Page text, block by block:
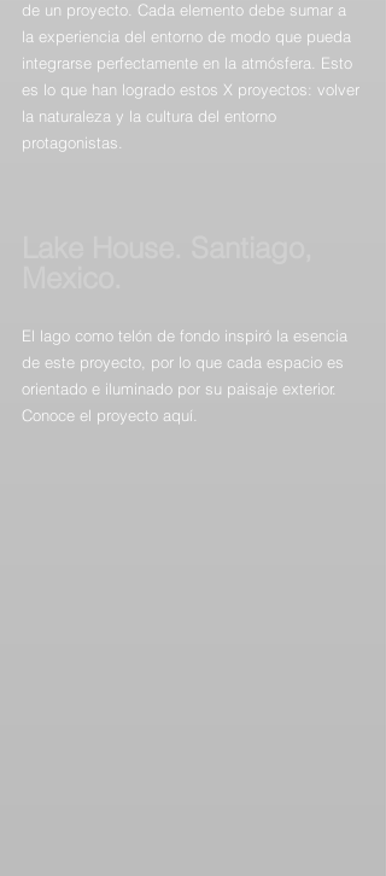
de un proyecto. Cada elemento debe sumar a
la experiencia del entorno de modo que pueda
integrarse perfectamente en la atmósfera. Esto
es lo que han logrado estos X proyectos: volver
la naturaleza y la cultura del entorno
protagonistas.
El lago como telón de fondo inspiró la esencia
de este proyecto, por lo que cada espacio es
orientado e iluminado por su paisaje exterior.
Conoce el proyecto aquí.